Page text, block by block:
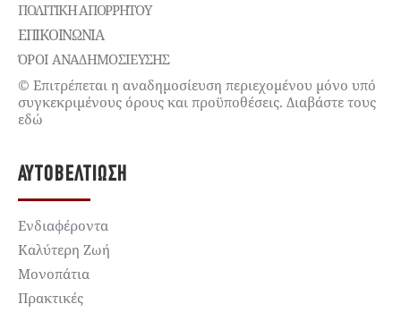
ΠΟΛΙΤΙΚΉ ΑΠΟΡΡΉΤΟΥ
ΕΠΙΚΟΙΝΩΝΊΑ
ΌΡΟΙ ΑΝΑΔΗΜΟΣΙΕΥΣΗΣ
© Επιτρέπεται η αναδημοσίευση περιεχομένου μόνο υπό
συγκεκριμένους όρους και προϋποθέσεις. Διαβάστε τους
εδώ
ΑΥΤΟΒΕΛΤΊΩΣΗ
Ενδιαφέροντα
Καλύτερη Ζωή
Μονοπάτια
Πρακτικές